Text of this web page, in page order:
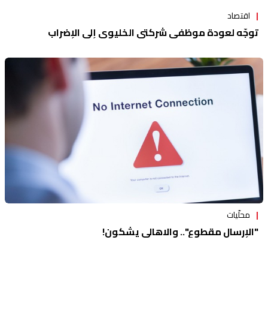
اقتصاد
توجّه لعودة موظفي شركتي الخليوي إلى الإضراب
محلّيات
"الإرسال مقطوع".. والاهالي يشكون!